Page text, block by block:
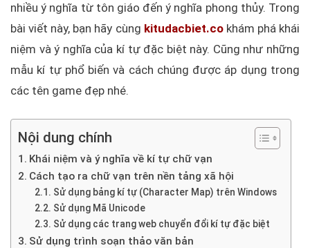
nhiều ý nghĩa từ tôn giáo đến ý nghĩa phong thủy. Trong
bài viết này, bạn hãy cùng kitudacbiet.cokhám phá khái
niệm và ý nghĩa của kí tự đặc biệt này. Cũng như những
mẫu kí tự phổ biến và cách chúng được áp dụng trong
các tên game đẹp nhé.
Nội dung chính
Khái niệm và ý nghĩa về kí tự chữ vạn
Cách tạo ra chữ vạn trên nền tảng xã hội
Sử dụng bảng kí tự (Character Map) trên Windows
Sử dụng Mã Unicode
Sử dụng các trang web chuyển đổi kí tự đặc biệt
Sử dụng trình soạn thảo văn bản